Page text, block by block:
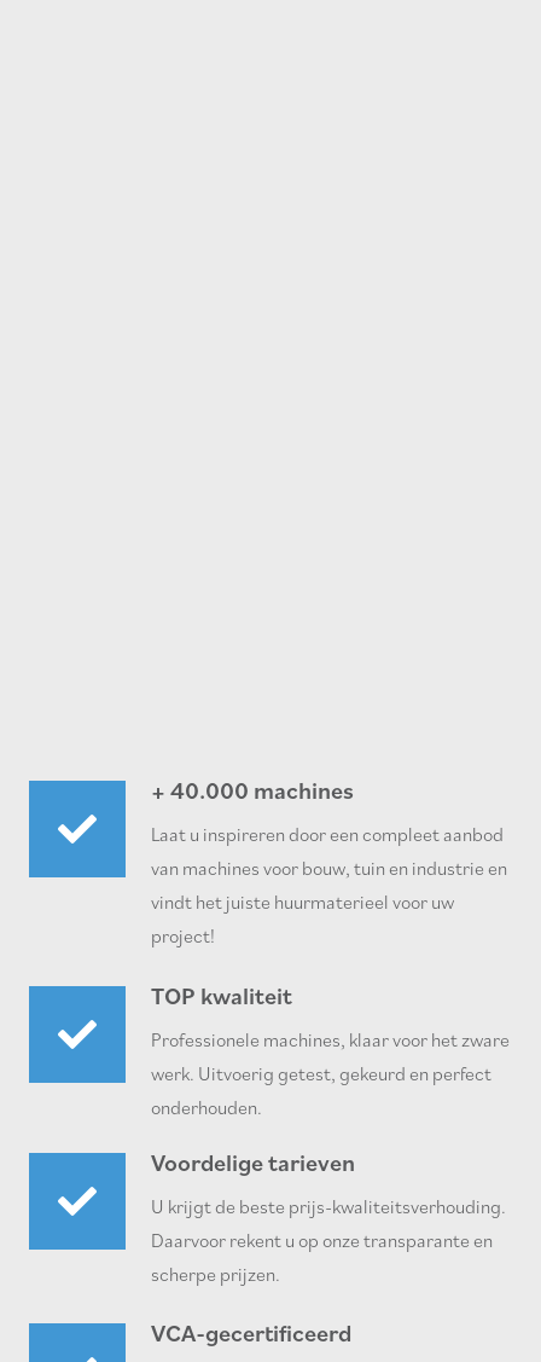
+ 40.000 machines
Laat u inspireren door een compleet aanbod
van machines voor bouw, tuin en industrie en
vindt het juiste huurmaterieel voor uw
project!
TOP kwaliteit
Professionele machines, klaar voor het zware
werk. Uitvoerig getest, gekeurd en perfect
onderhouden.
Voordelige tarieven
U krijgt de beste prijs-kwaliteitsverhouding.
Daarvoor rekent u op onze transparante en
scherpe prijzen.
VCA-gecertificeerd